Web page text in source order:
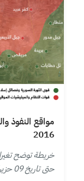
2016
خريطة توضح
حتى تاريخ 09 حزيران 2016